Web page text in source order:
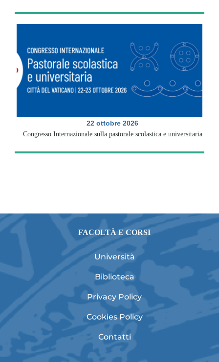
22 ottobre 2026
Congresso Internazionale sulla pastorale scolastica e universitaria
FACOLTÀ E CORSI
Università
Biblioteca
Privacy Policy
Cookies Policy
Contatti